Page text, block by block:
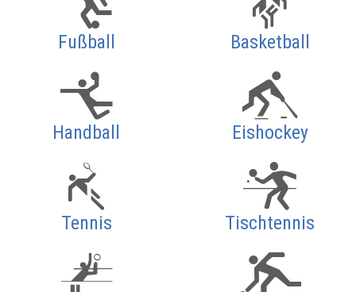
Fußball Basketball
Handball Eishockey
Tennis Tischtennis